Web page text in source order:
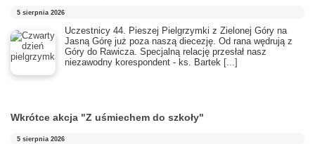
5 sierpnia 2026
Uczestnicy 44. Pieszej Pielgrzymki z Zielonej Góry na
Jasną Górę już poza naszą diecezję. Od rana wędrują z
Góry do Rawicza. Specjalną relację przesłał nasz
niezawodny korespondent - ks. Bartek [...]
Wkrótce akcja "Z uśmiechem do szkoły"
5 sierpnia 2026